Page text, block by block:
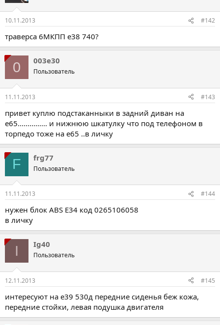
10.11.2013 #142
траверса 6МКПП е38 740?
0 003e30
Пользователь
11.11.2013 #143
привет куплю подстаканныки в задний диван на
е65............... и нижнюю шкатулку что под телефоном в
торпедо тоже на е65 ..в личку
F frg77
Пользователь
11.11.2013 #144
нужен блок ABS E34 код 0265106058
в личку
I Ig40
Пользователь
12.11.2013 #145
интересуют на е39 530д передние сиденья беж кожа,
передние стойки, левая подушка двигателя